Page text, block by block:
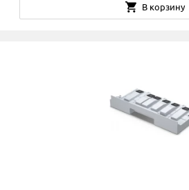
В корзину